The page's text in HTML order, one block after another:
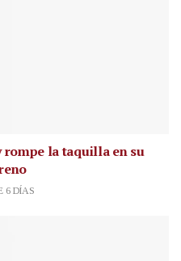
rompe la taquilla en su
6 DÍAS